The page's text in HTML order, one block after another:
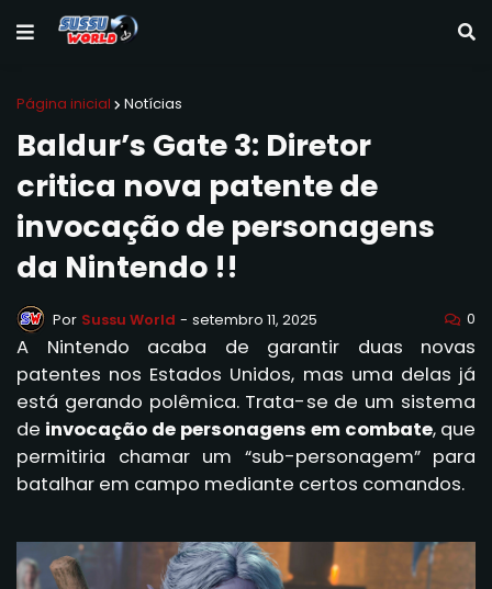
Página inicial Notícias
Baldur’s Gate 3: Diretor
critica nova patente de
invocação de personagens
da Nintendo !!
Por Sussu World - setembro 11, 2025 0
A Nintendo acaba de garantir duas novas
patentes nos Estados Unidos, mas uma delas já
está gerando polêmica. Trata-se de um sistema
de invocação de personagens em combate, que
permitiria chamar um “sub-personagem” para
batalhar em campo mediante certos comandos.